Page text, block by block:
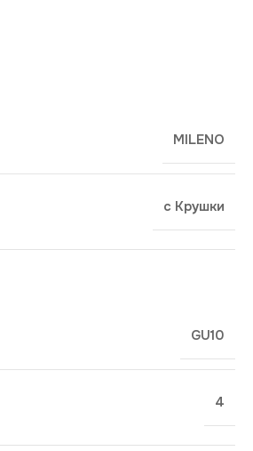
MILENO
с Крушки
GU10
4